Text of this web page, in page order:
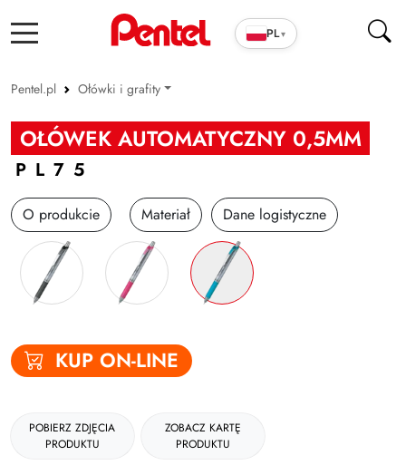
PL▾
Pentel.pl Ołówki i grafity
Produkty szkolno-biurowe
Cienkopisy i pióra ENERGEL
Wkłady
Markery
Zakreślacze
Korektory
Gumki
OŁÓWEK AUTOMATYCZNY 0,5MM
PL75
O produkcie Materiał Dane logistyczne
KUP ON-LINE
POBIERZ ZDJĘCIA
PRODUKTU
ZOBACZ KARTĘ
PRODUKTU